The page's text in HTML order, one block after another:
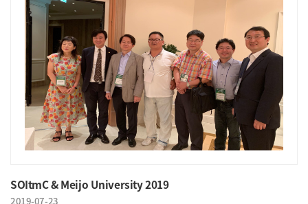
SOItmC & Meijo University 2019
2019-07-23